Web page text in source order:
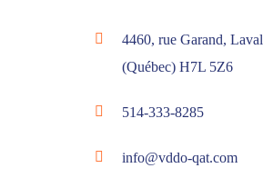
4460, rue Garand, Laval
(Québec) H7L 5Z6
514-333-8285
info@vddo-qat.com